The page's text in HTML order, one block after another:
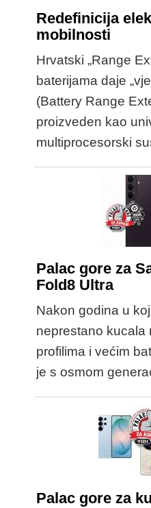
Redefinicija
mobilnosti
Hrvatski „Range
baterijama daje
(Battery Range
proizveden kao
multiprocesorski
Palac gore za
Fold8 Ultra
Nakon godina u
neprestano kucala
profilima i većim
je s osmom
Palac gore za